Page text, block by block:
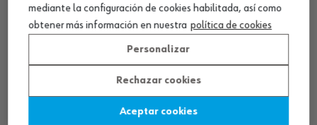
SEDE CENTRAL
CENTRO LOGÍSTICO / MUSEO
mediante la configuración de cookies habilitada, así como
obtener más información en nuestra política de cookies
Personalizar
Rechazar cookies
Aceptar cookies